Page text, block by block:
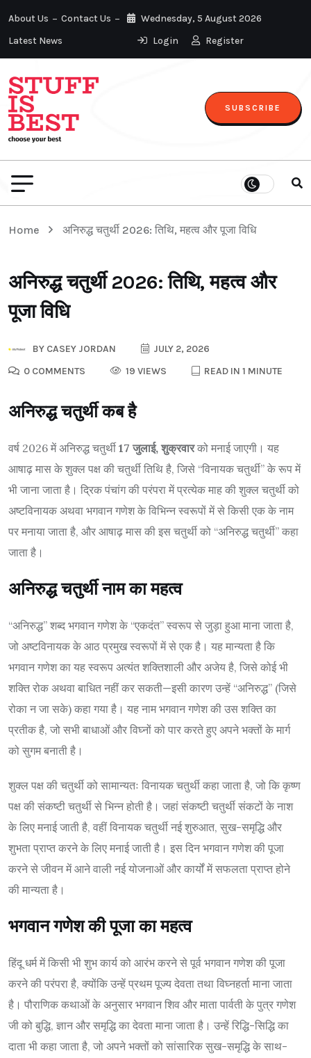
About Us
Contact Us
Latest News
Wednesday, 5 August 2026
Login
Register
SUBSCRIBE
Home अनिरुद्ध चतुर्थी 2026: तिथि, महत्व और पूजा विधि
अनिरुद्ध चतुर्थी 2026: तिथि, महत्व और
पूजा विधि
BY CASEY JORDAN
JULY 2, 2026
0 COMMENTS
19 VIEWS READ IN 1 MINUTE
अनिरुद्ध चतुर्थी कब है
वर्ष 2026 में अनिरुद्ध चतुर्थी17 जुलाई, शुक्रवारको मनाई जाएगी। यह
आषाढ़ मास के शुक्ल पक्ष की चतुर्थी तिथि है, जिसे “विनायक चतुर्थी” के रूप में
भी जाना जाता है। द्रिक पंचांग की परंपरा में प्रत्येक माह की शुक्ल चतुर्थी को
अष्टविनायक अथवा भगवान गणेश के विभिन्न स्वरूपों में से किसी एक के नाम
पर मनाया जाता है, और आषाढ़ मास की इस चतुर्थी को “अनिरुद्ध चतुर्थी” कहा
जाता है।
अनिरुद्ध चतुर्थी नाम का महत्व
“अनिरुद्ध” शब्द भगवान गणेश के “एकदंत” स्वरूप से जुड़ा हुआ माना जाता है,
जो अष्टविनायक के आठ प्रमुख स्वरूपों में से एक है। यह मान्यता है कि
भगवान गणेश का यह स्वरूप अत्यंत शक्तिशाली और अजेय है, जिसे कोई भी
शक्ति रोक अथवा बाधित नहीं कर सकती—इसी कारण उन्हें “अनिरुद्ध” (जिसे
रोका न जा सके) कहा गया है। यह नाम भगवान गणेश की उस शक्ति का
प्रतीक है, जो सभी बाधाओं और विघ्नों को पार करते हुए अपने भक्तों के मार्ग
को सुगम बनाती है।
शुक्ल पक्ष की चतुर्थी को सामान्यतः विनायक चतुर्थी कहा जाता है, जो कि कृष्ण
पक्ष की संकष्टी चतुर्थी से भिन्न होती है। जहां संकष्टी चतुर्थी संकटों के नाश
के लिए मनाई जाती है, वहीं विनायक चतुर्थी नई शुरुआत, सुख-समृद्धि और
शुभता प्राप्त करने के लिए मनाई जाती है। इस दिन भगवान गणेश की पूजा
करने से जीवन में आने वाली नई योजनाओं और कार्यों में सफलता प्राप्त होने
की मान्यता है।
भगवान गणेश की पूजा का महत्व
हिंदू धर्म में किसी भी शुभ कार्य को आरंभ करने से पूर्व भगवान गणेश की पूजा
करने की परंपरा है, क्योंकि उन्हें प्रथम पूज्य देवता तथा विघ्नहर्ता माना जाता
है। पौराणिक कथाओं के अनुसार भगवान शिव और माता पार्वती के पुत्र गणेश
जी को बुद्धि, ज्ञान और समृद्धि का देवता माना जाता है। उन्हें रिद्धि-सिद्धि का
दाता भी कहा जाता है, जो अपने भक्तों को सांसारिक सुख-समृद्धि के साथ-